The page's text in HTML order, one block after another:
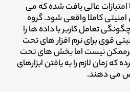
عالی یافت شده که می
امنیتی کاملا واقعی شود. گروه
تعامل کاربر با داده ها را
قوی برای نرم افزار های تحت
نیست اما بخش های تحت
زمان لازم را به یافتن ابزارهای
می دهند.